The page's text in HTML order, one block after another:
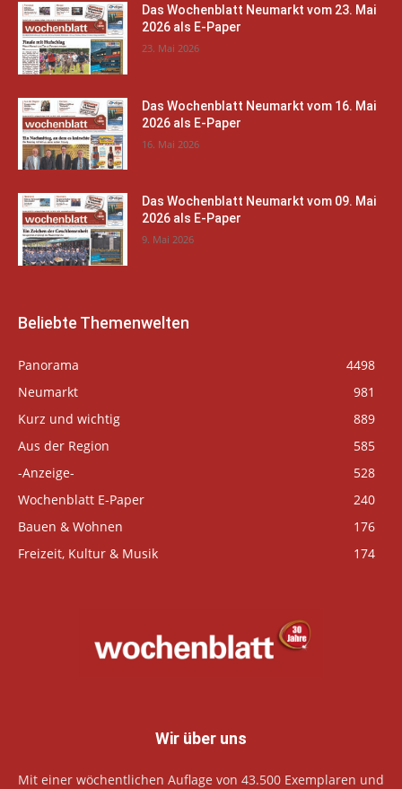
Das Wochenblatt Neumarkt vom 23. Mai
2026 als E-Paper
23. Mai 2026
Das Wochenblatt Neumarkt vom 16. Mai
2026 als E-Paper
16. Mai 2026
Das Wochenblatt Neumarkt vom 09. Mai
2026 als E-Paper
9. Mai 2026
Beliebte Themenwelten
Panorama
4498
Neumarkt
981
Kurz und wichtig
889
Aus der Region
585
-Anzeige-
528
Wochenblatt E-Paper
240
Bauen & Wohnen
176
Freizeit, Kultur & Musik
174
Wir über uns
Mit einer wöchentlichen Auflage von 43.500 Exemplaren und